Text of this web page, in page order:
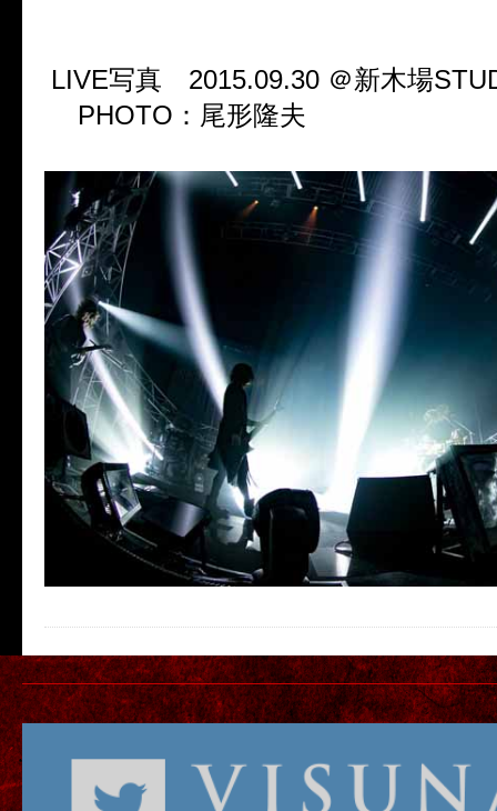
LIVE写真 2015.09.30 ＠新木場
PHOTO：尾形隆夫